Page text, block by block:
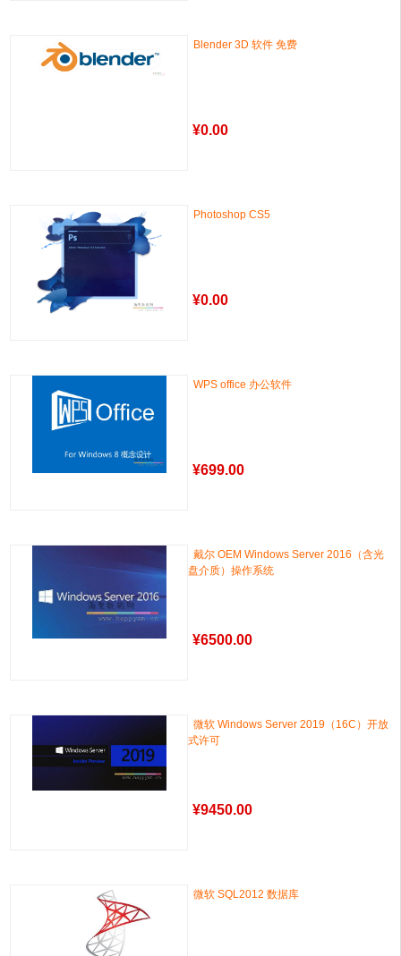
Blender 3D 软件 免费
¥0.00
Photoshop CS5
¥0.00
WPS office 办公软件
¥699.00
戴尔 OEM Windows Server 2016（含光
盘介质）操作系统
¥6500.00
微软 Windows Server 2019（16C）开放
式许可
¥9450.00
微软 SQL2012 数据库